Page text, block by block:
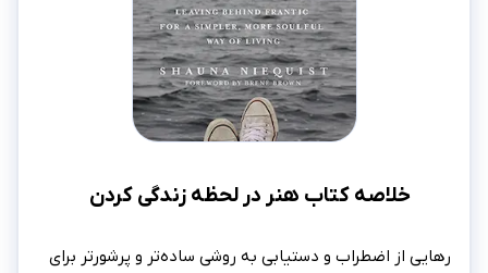
خلاصه کتاب هنر در لحظه زندگی کردن
رهایی از اضطراب و دستیابی به روشی ساده‌تر و پرشورتر برای